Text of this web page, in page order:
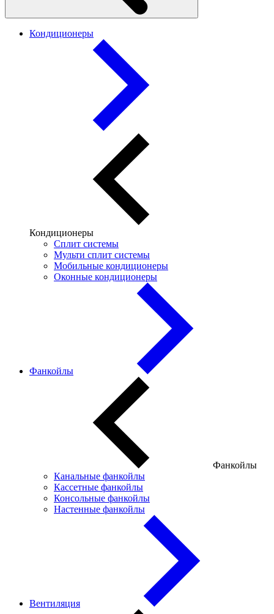
Кондиционеры
Кондиционеры
Сплит системы
Мульти сплит системы
Мобильные кондиционеры
Оконные кондиционеры
Фанкойлы
Фанкойлы
Канальные фанкойлы
Кассетные фанкойлы
Консольные фанкойлы
Настенные фанкойлы
Вентиляция